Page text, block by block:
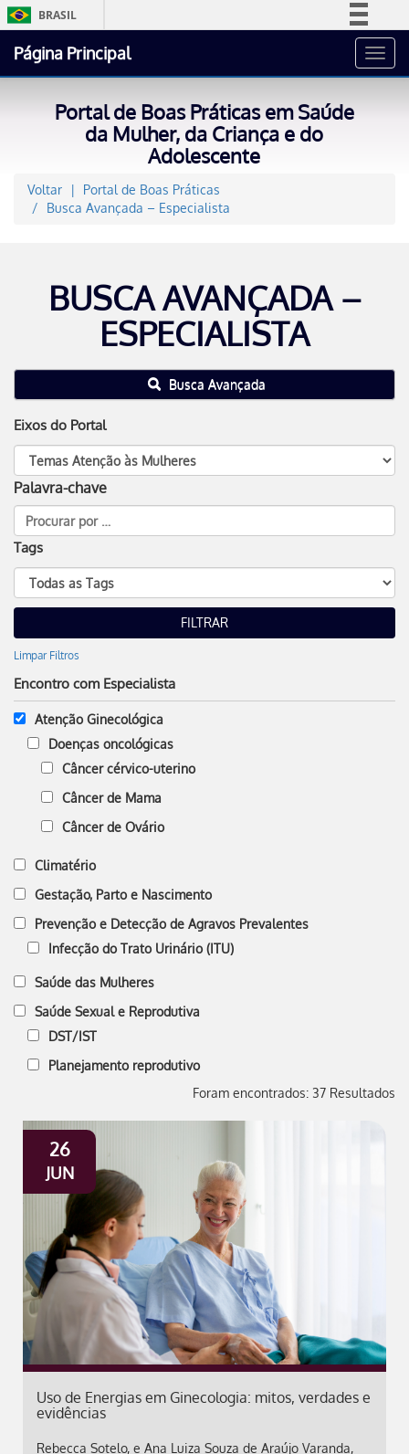
BRASIL
Acesso à informação
Página Principal
Portal de Boas Práticas em Saúde
da Mulher, da Criança e do
Adolescente
Voltar
Portal de Boas Práticas
Busca Avançada – Especialista
BUSCA AVANÇADA –
ESPECIALISTA
Busca Avançada
Eixos do Portal
Palavra-chave
Tags
Limpar Filtros
Encontro com Especialista
Atenção Ginecológica
Doenças oncológicas
Câncer cérvico-uterino
Câncer de Mama
Câncer de Ovário
Climatério
Gestação, Parto e Nascimento
Prevenção e Detecção de Agravos Prevalentes
Infecção do Trato Urinário (ITU)
Saúde das Mulheres
Saúde Sexual e Reprodutiva
DST/IST
Planejamento reprodutivo
Foram encontrados: 37 Resultados
26
JUN
Uso de Energias em Ginecologia: mitos, verdades e
evidências
Rebecca Sotelo, e Ana Luiza Souza de Araújo Varanda,